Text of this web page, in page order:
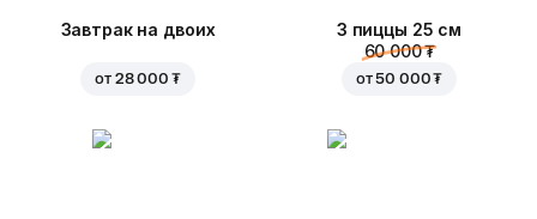
Завтрак на двоих
от 28 000 ₮
3 пиццы 25 см
60 000 ₮
от50 000 ₮